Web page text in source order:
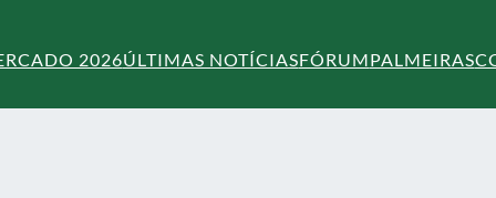
2026ÚLTIMAS NOTÍCIASFÓRUMPALMEIRAS